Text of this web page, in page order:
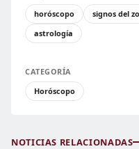
horóscopo
signos del
astrología
CATEGORÍA
Horóscopo
NOTICIAS RELACIONADAS